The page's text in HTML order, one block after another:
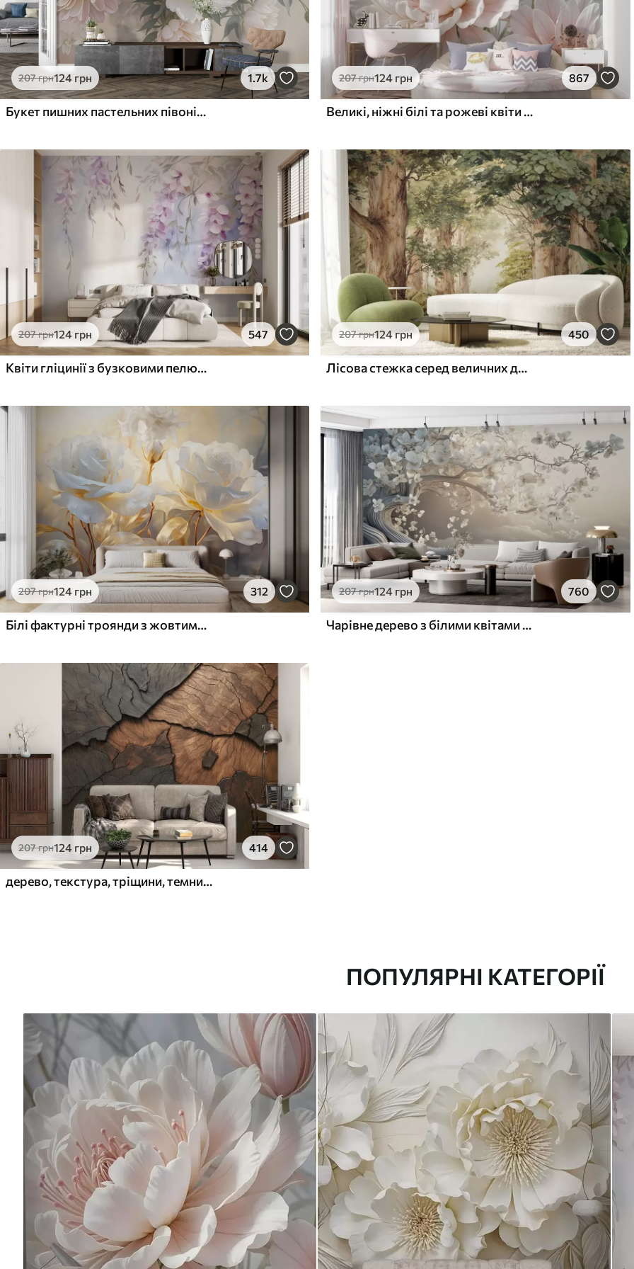
Стандарт
831 499 грн /м²
Преміум
грн /м²
Преміум Вініл
1216730грн/м²
Peel and Stick
875грн/м²
207грн124 грн 1.7k
Букет пишних пастельних півоній та інших квітів на м'якому розмитому тлі
207грн124 грн 867
Великі, ніжні білі та рожеві квіти півонії з м'якими, пухнастими пелюстками на розмитому сірому тлі
207грн124 грн 547
Квіти гліцинії з бузковими пелюстками та зеленим листям, що звисає з гілок, м'які пастельні кольори, пастельний фон
207грн124грн 450
Лісова стежка серед величних дерев у стилі акварелі
207грн124 грн 312
Білі фактурні троянди з жовтими стеблами і листям, м'яке освітлення, світлий фон з розмитими квітковими формами
207грн124 грн 760
Чарівне дерево з білими квітами на тлі хмар в цікавому стилі в ніжних теплих тонах
207грн124 грн 414
дерево, текстура, тріщини, темний, кора, поверхня
ПОПУЛЯРНІ КАТЕГОРІЇ